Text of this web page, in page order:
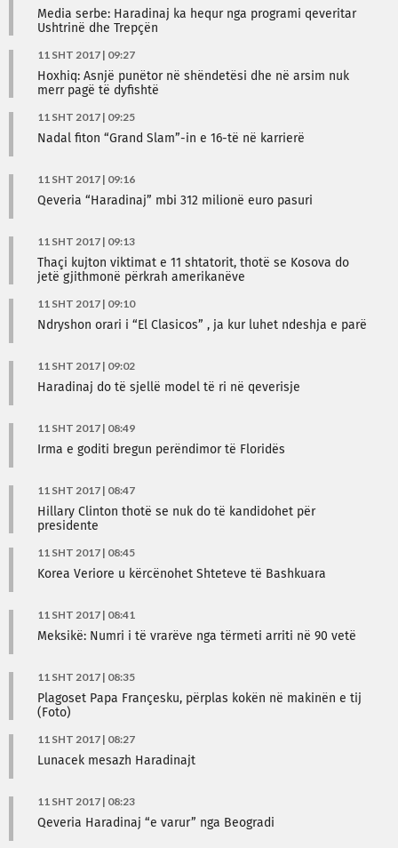
Media serbe: Haradinaj ka hequr nga programi qeveritar
Ushtrinë dhe Trepçën
11 SHT 2017 | 09:27
Hoxhiq: Asnjë punëtor në shëndetësi dhe në arsim nuk
merr pagë të dyfishtë
11 SHT 2017 | 09:25
Nadal fiton “Grand Slam”-in e 16-të në karrierë
11 SHT 2017 | 09:16
Qeveria “Haradinaj” mbi 312 milionë euro pasuri
11 SHT 2017 | 09:13
Thaçi kujton viktimat e 11 shtatorit, thotë se Kosova do
jetë gjithmonë përkrah amerikanëve
11 SHT 2017 | 09:10
Ndryshon orari i “El Clasicos” , ja kur luhet ndeshja e parë
11 SHT 2017 | 09:02
Haradinaj do të sjellë model të ri në qeverisje
11 SHT 2017 | 08:49
Irma e goditi bregun perëndimor të Floridës
11 SHT 2017 | 08:47
Hillary Clinton thotë se nuk do të kandidohet për
presidente
11 SHT 2017 | 08:45
Korea Veriore u kërcënohet Shteteve të Bashkuara
11 SHT 2017 | 08:41
Meksikë: Numri i të vrarëve nga tërmeti arriti në 90 vetë
11 SHT 2017 | 08:35
Plagoset Papa Françesku, përplas kokën në makinën e tij
(Foto)
11 SHT 2017 | 08:27
Lunacek mesazh Haradinajt
11 SHT 2017 | 08:23
Qeveria Haradinaj “e varur” nga Beogradi